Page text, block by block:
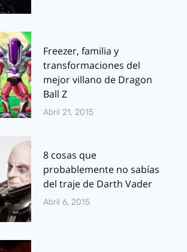
Freezer, familia y
transformaciones del
mejor villano de Dragon
Ball Z
Abril 21, 2015
8 cosas que
probablemente no sabías
del traje de Darth Vader
Abril 6, 2015